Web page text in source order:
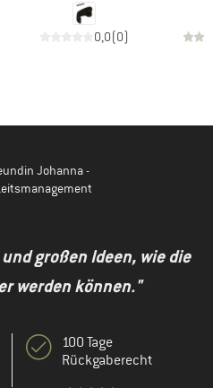
0,0(0)
Johanna -
großen Ideen, wie die
werden können."
100 Tage
Rückgaberecht